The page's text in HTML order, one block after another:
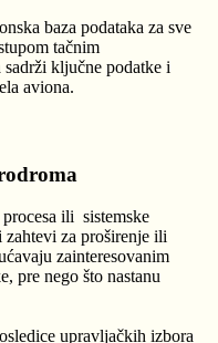
baza podataka za sve
tačnim
ključne podatke i
aviona.
ili sistemske
za proširenje ili
zainteresovanim
pre nego što nastanu
upravljačkih izbora